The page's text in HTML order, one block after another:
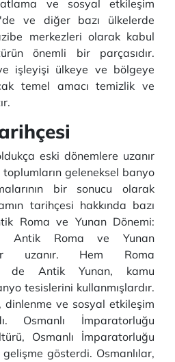
ve sosyal etkileşim
ve diğer bazı ülkelerde
merkezleri olarak kabul
önemli bir parçasıdır.
işleyişi ülkeye ve bölgeye
temel amacı temizlik ve
eski dönemlere uzanır
geleneksel banyo
bir sonucu olarak
tarihçesi hakkında bazı
Roma ve Yunan Dönemi:
Antik Roma ve Yunan
uzanır. Hem Roma
de Antik Yunan, kamu
tesislerini kullanmışlardır.
ve sosyal etkileşim
Osmanlı İmparatorluğu
Osmanlı İmparatorluğu
gösterdi. Osmanlılar,